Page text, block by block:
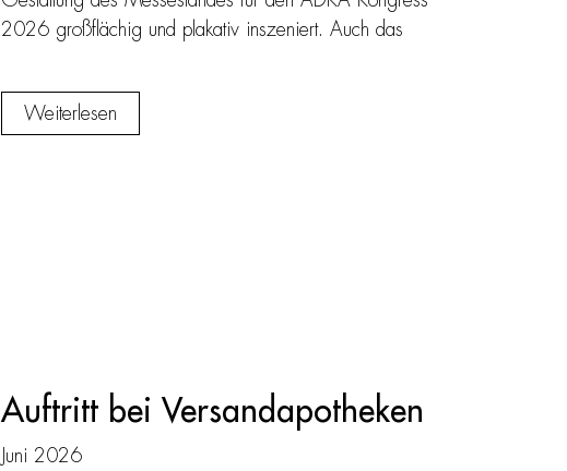
2026 großflächig und plakativ inszeniert. Auch das
Weiterlesen
Auftritt bei Versandapotheken
Juni 2026